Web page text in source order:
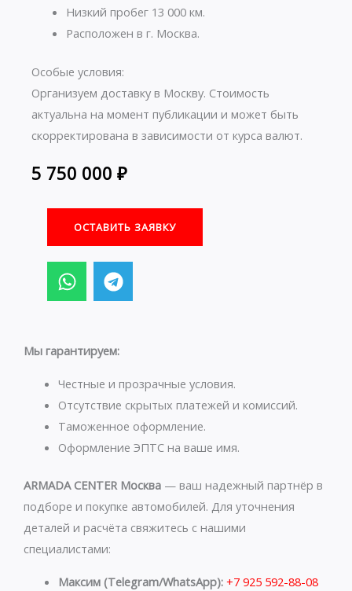
Низкий пробег 13 000 км.
Расположен в г. Москва.
Особые условия:
Организуем доставку в Москву. Стоимость
актуальна на момент публикации и может быть
скорректирована в зависимости от курса валют.
5 750 000 ₽
ОСТАВИТЬ ЗАЯВКУ
W
h
a
s
p
p
T
e
l
g
a
m
Мы гарантируем:
Честные и прозрачные условия.
Отсутствие скрытых платежей и комиссий.
Таможенное оформление.
Оформление ЭПТС на ваше имя.
ARMADA CENTER Москва — ваш надежный партнёр в
подборе и покупке автомобилей. Для уточнения
деталей и расчёта свяжитесь с нашими
специалистами:
Максим (Telegram/WhatsApp): +7 925 592-88-08